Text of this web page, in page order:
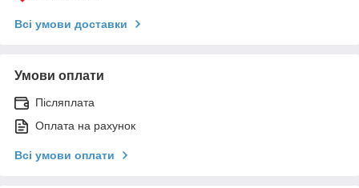
Всі умови доставки
Умови оплати
Післяплата
Оплата на рахунок
Всі умови оплати